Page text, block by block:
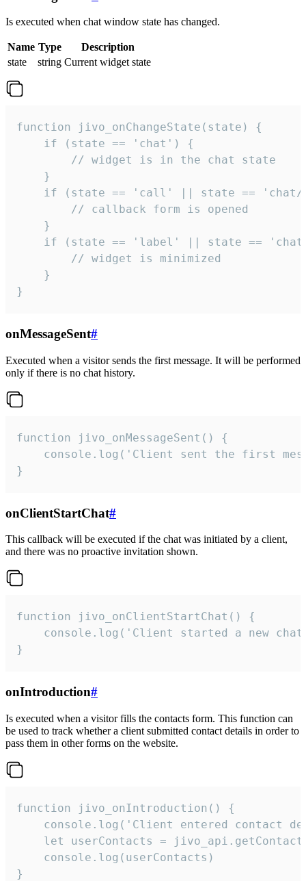
Is executed when chat window state has changed.
Name Type
Description
state
string Current widget state
function jivo_onChangeState(state) {
    if (state == 'chat') {
        // widget is in the chat state
    }
if (state == 'call' || state ==
        // callback form is opened
    }
if (state == 'label' || state ==
        // widget is minimized
    }
}
onMessageSent#
Executed when a visitor sends the first message. It will be performed
only if there is no chat history.
function jivo_onMessageSent() {
console.log('Client sent the first
}
onClientStartChat#
This callback will be executed if the chat was initiated by a client,
and there was no proactive invitation shown.
function jivo_onClientStartChat() {
console.log('Client started a new
}
onIntroduction#
Is executed when a visitor fills the contacts form. This function can
be used to track whether a client submitted contact details in order to
pass them in other forms on the website.
function jivo_onIntroduction() {
console.log('Client entered contact
let userContacts =
    console.log(userContacts)
}